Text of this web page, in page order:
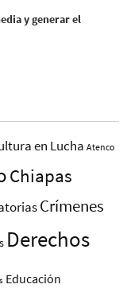
y generar el
en Lucha Atenco
Chiapas
Crímenes
Derechos
Educación